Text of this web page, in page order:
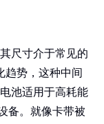
尺寸介于常见的
趋势，这种中间
池适用于高耗能
备。就像卡带被